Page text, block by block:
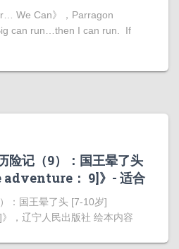
We Can》，Parragon
can run…then I can run. If
险记（9）：国王晕了头
： 9]》- 适合
：国王晕了头 [7-10岁]
，辽宁人民出版社 绘本内容